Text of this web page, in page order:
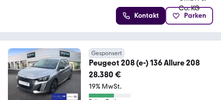
Kontakt Parken
Gesponsert
Peugeot 208 (e-) 136 Allure 208
28.380 €
19% MwSt.